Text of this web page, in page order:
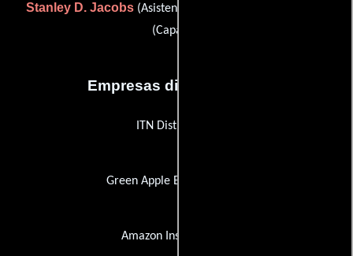
Stanley D. Jacobs (Asistente de cámara) y
(Capataz)
Empresas distribuidoras
ITN Distribution
Green Apple Entertainment
Amazon Instant Video